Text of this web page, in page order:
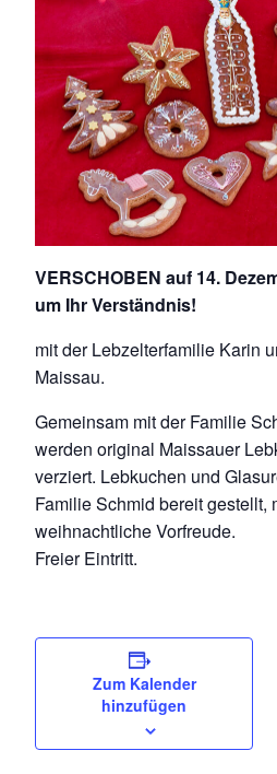
VERSCHOBEN auf 14.
um Ihr Verständnis!
mit der Lebzelterfamilie Karin
Maissau.
Gemeinsam mit der Familie
werden original Maissauer
verziert. Lebkuchen und
Familie Schmid bereit gestellt,
weihnachtliche Vorfreude.
Freier Eintritt.
Zum Kalender
hinzufügen